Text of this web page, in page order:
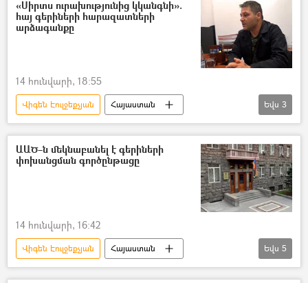
«Սիրտս ուրախությունից կկանգնի».
հայ գերիների հարազատների
արձագանքը
14 հունվարի, 18:55
Վիգեն Էուլջեքչյան
Հայաստան
Ադրբեջան
գերի
Վագիֆ Խաչատրյան
Եվս 3
ԱԱԾ–ն մեկնաբանել է գերիների
փոխանցման գործընթացը
14 հունվարի, 16:42
Վիգեն Էուլջեքչյան
Հայաստան
ՀՀ ազգային անվտանգության ծառայություն. ԱԱԾ
Եվս 5